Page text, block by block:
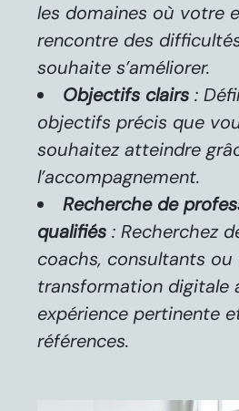
les domaines où votre
rencontre des
souhaite s’améliorer.
Objectifs clairs :
objectifs précis que
souhaitez atteindre
l’accompagnement.
Recherche de
qualifiés : Recherchez
coachs, consultants ou
transformation digitale
expérience pertinente
références.